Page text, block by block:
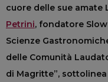
cuore delle sue amate
Petrini, fondatore
Scienze
delle Comunità
di Magritte”,